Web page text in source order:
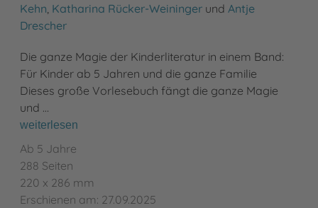
Kehn, Katharina Rücker-Weininger und Antje
Drescher
Die ganze Magie der Kinderliteratur in einem Band:
Für Kinder ab 5 Jahren und die ganze Familie
Dieses große Vorlesebuch fängt die ganze Magie
und …
weiterlesen
Ab 5 Jahre
288 Seiten
220 x 286 mm
Erschienen am: 27.09.2025